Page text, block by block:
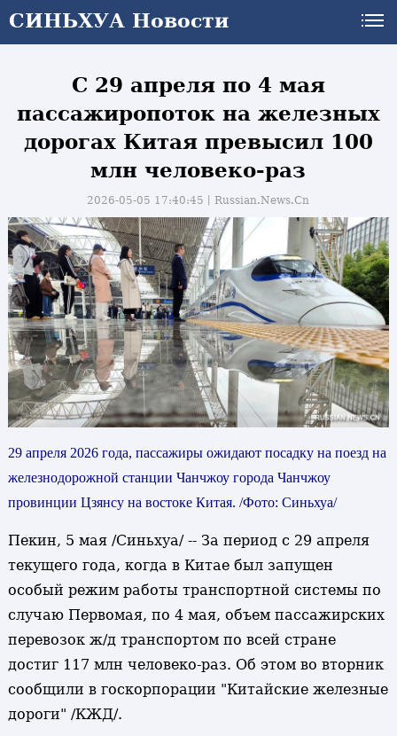
СИНЬХУА Новости
СИНЬХУА Новости
С 29 апреля по 4 мая
пассажиропоток на железных
дорогах Китая превысил 100
млн человеко-раз
2026-05-05 17:40:45丨Russian.News.Cn
29 апреля 2026 года, пассажиры ожидают посадку на поезд на
железнодорожной станции Чанчжоу города Чанчжоу
провинции Цзянсу на востоке Китая. /Фото: Синьхуа/
Пекин, 5 мая /Синьхуа/ -- За период с 29 апреля
текущего года, когда в Китае был запущен
особый режим работы транспортной системы по
случаю Первомая, по 4 мая, объем пассажирских
перевозок ж/д транспортом по всей стране
достиг 117 млн человеко-раз. Об этом во вторник
сообщили в госкорпорации "Китайские железные
дороги" /КЖД/.